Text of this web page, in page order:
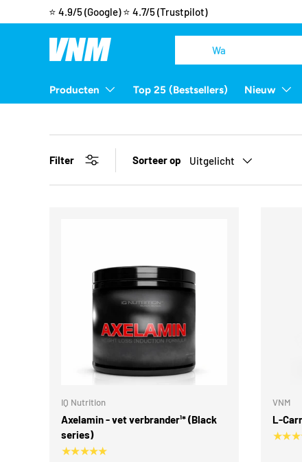
Ga naar inhoud
📦Gratis verzendingvanaf €50
Zoeken
Producten Top 25 (Bestsellers) Nieuw
Filter Sorteer op Uitgelicht
IQ Nutrition
Axelamin - vet verbrander¹* (Black
series)
★★★★★
VNM
L-